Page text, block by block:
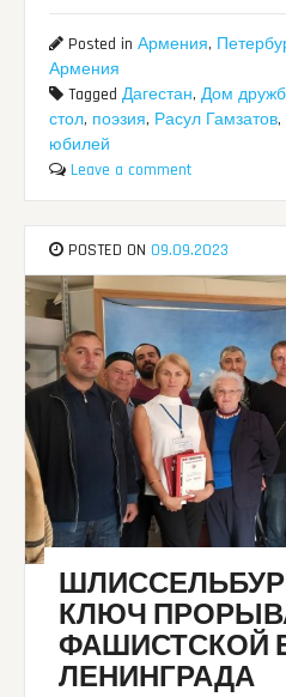
Posted inАрмения,
Армения
TaggedДагестан,Дом
стол, поэзия, Расул Гамзатов,
юбилей
Leave a comment
POSTED ON 09.09.2023
КЛЮЧ
ФАШИСТСКОЙ
ЛЕНИНГРАДА